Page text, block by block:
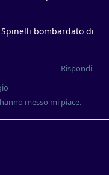
bombardato di
Rispondi
hanno messo mi piace.